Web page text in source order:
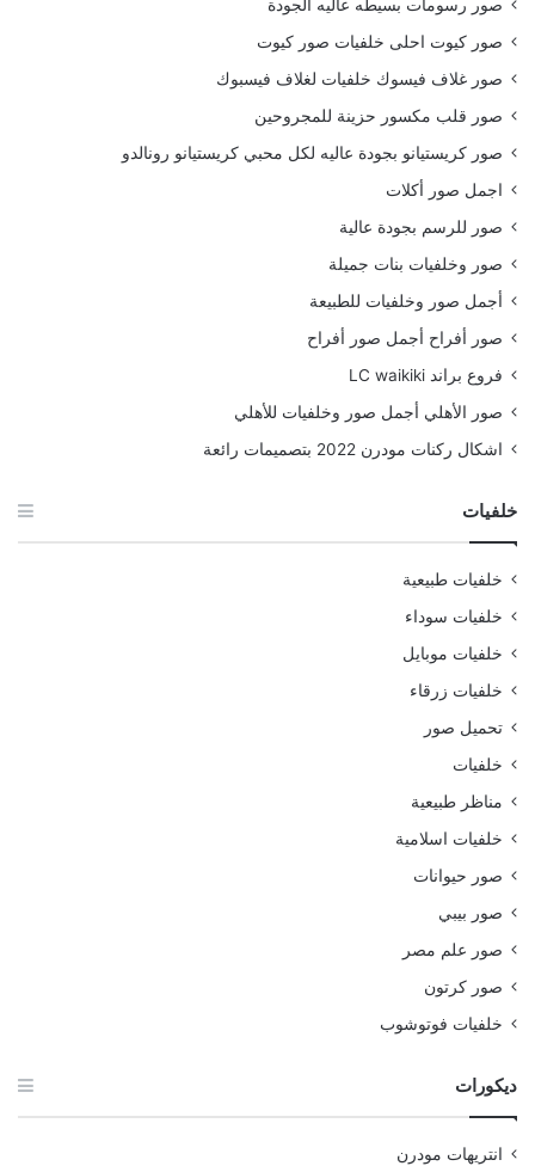
صور رسومات بسيطه عاليه الجودة
صور كيوت احلى خلفيات صور كيوت
صور غلاف فيسوك خلفيات لغلاف فيسبوك
صور قلب مكسور حزينة للمجروحين
صور كريستيانو بجودة عاليه لكل محبي كريستيانو رونالدو
اجمل صور أكلات
صور للرسم بجودة عالية
صور وخلفيات بنات جميلة
أجمل صور وخلفيات للطبيعة
صور أفراح أجمل صور أفراح
فروع براند LC waikiki
صور الأهلي أجمل صور وخلفيات للأهلي
اشكال ركنات مودرن 2022 بتصميمات رائعة
خلفيات
خلفيات طبيعية
خلفيات سوداء
خلفيات موبايل
خلفيات زرقاء
تحميل صور
خلفيات
مناظر طبيعية
خلفيات اسلامية
صور حيوانات
صور بيبي
صور علم مصر
صور كرتون
خلفيات فوتوشوب
ديكورات
انتريهات مودرن